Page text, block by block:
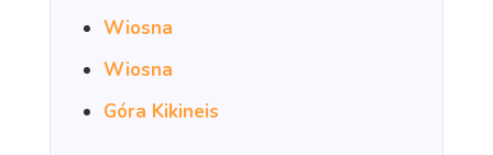
Wiosna
Wiosna
Góra Kikineis